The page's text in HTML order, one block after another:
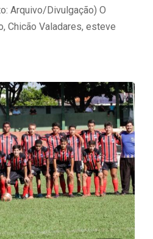
Arquivo/Divulgação) O
Chicão Valadares, esteve